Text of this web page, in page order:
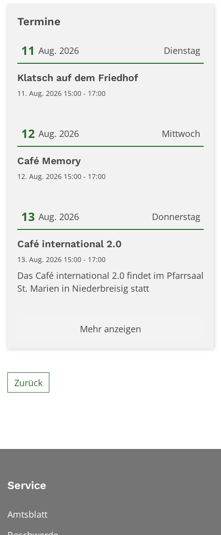
Termine
Dienstag
11 Aug. 2026
Datum: 11. August 2026
Klatsch auf dem Friedhof
11. Aug. 2026 15:00 - 17:00
Mittwoch
12 Aug. 2026
Datum: 12. August 2026
Café Memory
12. Aug. 2026 15:00 - 17:00
Donnerstag
13 Aug. 2026
Datum: 13. August 2026
Café international 2.0
13. Aug. 2026 15:00 - 17:00
Das Café international 2.0 findet im Pfarrsaal
St. Marien in Niederbreisig statt
Mehr anzeigen
Zurück
Service
Amtsblatt